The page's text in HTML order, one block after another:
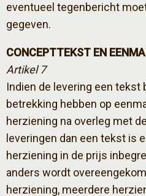
eventueel tegenbericht
gegeven.
CONCEPTTEKST EN
Artikel 7
Indien de levering een tekst
betrekking hebben op
herziening na overleg met
leveringen dan een tekst is
herziening in de prijs
anders wordt
herziening, meerdere